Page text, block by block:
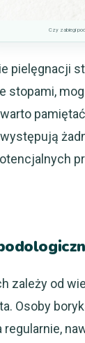
Czy zabiegi
pielęgnacji
stopami,
zależy od
Osoby